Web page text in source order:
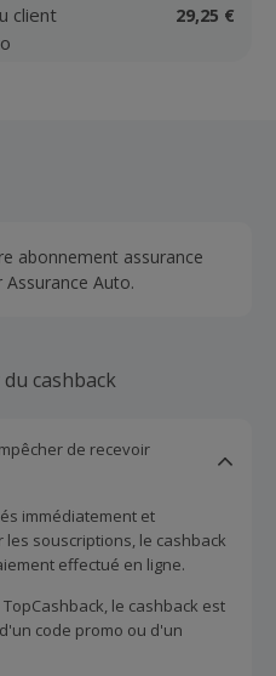
client
29,25 €
abonnement assurance
Auto.
cashback
de recevoir
immédiatement et
souscriptions, le cashback
effectué en ligne.
le cashback est
code promo ou d'un